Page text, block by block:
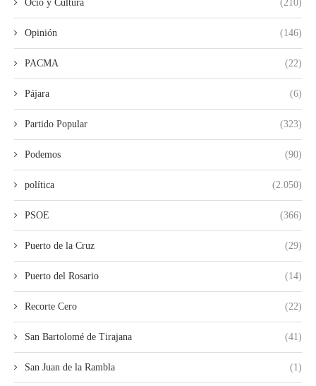
Ocio y Cultura (210)
Opinión (146)
PACMA (22)
Pájara (6)
Partido Popular (323)
Podemos (90)
política (2.050)
PSOE (366)
Puerto de la Cruz (29)
Puerto del Rosario (14)
Recorte Cero (22)
San Bartolomé de Tirajana (41)
San Juan de la Rambla (1)